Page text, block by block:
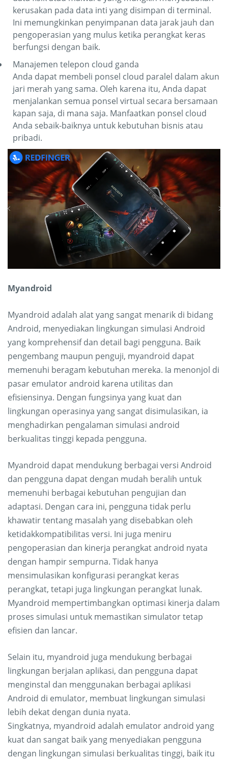
kerusakan pada data inti yang disimpan di terminal.
Ini memungkinkan penyimpanan data jarak jauh dan
pengoperasian yang mulus ketika perangkat keras
berfungsi dengan baik.
Manajemen telepon cloud ganda
Anda dapat membeli ponsel cloud paralel dalam akun
jari merah yang sama. Oleh karena itu, Anda dapat
menjalankan semua ponsel virtual secara bersamaan
kapan saja, di mana saja. Manfaatkan ponsel cloud
Anda sebaik-baiknya untuk kebutuhan bisnis atau
pribadi.
Myandroid
Myandroid adalah alat yang sangat menarik di bidang
Android, menyediakan lingkungan simulasi Android
yang komprehensif dan detail bagi pengguna. Baik
pengembang maupun penguji, myandroid dapat
memenuhi beragam kebutuhan mereka. Ia menonjol di
pasar emulator android karena utilitas dan
efisiensinya. Dengan fungsinya yang kuat dan
lingkungan operasinya yang sangat disimulasikan, ia
menghadirkan pengalaman simulasi android
berkualitas tinggi kepada pengguna.
Myandroid dapat mendukung berbagai versi Android
dan pengguna dapat dengan mudah beralih untuk
memenuhi berbagai kebutuhan pengujian dan
adaptasi. Dengan cara ini, pengguna tidak perlu
khawatir tentang masalah yang disebabkan oleh
ketidakkompatibilitas versi. Ini juga meniru
pengoperasian dan kinerja perangkat android nyata
dengan hampir sempurna. Tidak hanya
mensimulasikan konfigurasi perangkat keras
perangkat, tetapi juga lingkungan perangkat lunak.
Myandroid mempertimbangkan optimasi kinerja dalam
proses simulasi untuk memastikan simulator tetap
efisien dan lancar.
Selain itu, myandroid juga mendukung berbagai
lingkungan berjalan aplikasi, dan pengguna dapat
menginstal dan menggunakan berbagai aplikasi
Android di emulator, membuat lingkungan simulasi
lebih dekat dengan dunia nyata.
Singkatnya, myandroid adalah emulator android yang
kuat dan sangat baik yang menyediakan pengguna
dengan lingkungan simulasi berkualitas tinggi, baik itu